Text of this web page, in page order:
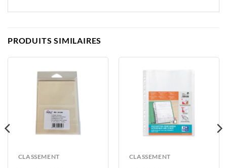
PRODUITS SIMILAIRES
CLASSEMENT CLASSEMENT